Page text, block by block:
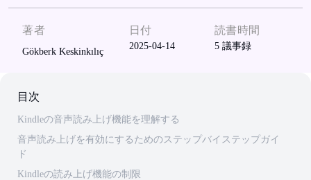
著者
Gökberk Keskinkılıç
日付
2025-04-14
読書時間
5 議事録
目次
Kindleの音声読み上げ機能を理解する
音声読み上げを有効にするためのステップバイステップガイ
ド
Kindleの読み上げ機能の制限